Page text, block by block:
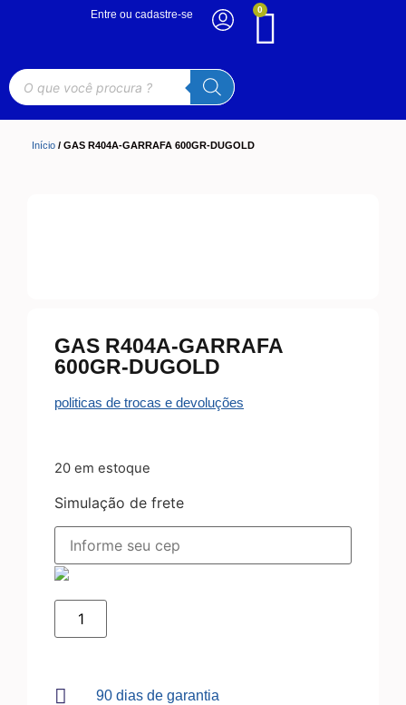
0
Entre ou cadastre-se
Início / GAS R404A-GARRAFA 600GR-DUGOLD
GAS R404A-GARRAFA
600GR-DUGOLD
politicas de trocas e devoluções
20 em estoque
Simulação de frete
90 dias de garantia